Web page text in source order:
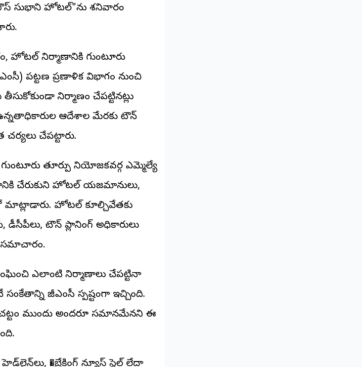
సుభాని హోటల్"ను శనివారం
హోటల్ నిర్మాణానికి గుంటూరు
పట్టణ ప్రణాళిక విభాగం నుంచి
నిర్మాణం చేపట్టినట్లు
ఉన్నతాధికారుల ఆదేశాల మేరకు టౌన్
చర్యలు చేపట్టారు.
తూర్పు నియోజకవర్గ ఎమ్మెల్యే
చేరుకుని హోటల్ యజమానులు,
మాట్లాడారు. హోటల్ కూల్చివేతకు
టౌన్ ప్లానింగ్ అధికారులు
సమాచారం.
ఎలాంటి నిర్మాణాలు చేపట్టినా
సంకేతాన్ని జీఎంసీ స్పష్టంగా ఇచ్చింది.
ముందు అందరూ సమానమేనని ఈ